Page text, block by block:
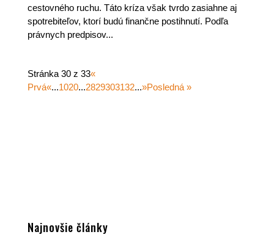
cestovného ruchu. Táto kríza však tvrdo zasiahne aj
spotrebiteľov, ktorí budú finančne postihnutí. Podľa
právnych predpisov...
Stránka 30 z 33«
Prvá«...1020...2829303132...»Posledná »
Najnovšie články